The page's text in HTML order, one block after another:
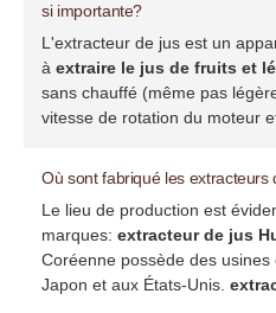
si importante?
L'extracteur de jus est un
à extraire le jus de fruits et
sans chauffé (même pas
vitesse de rotation du moteur
Où sont fabriqué les
Le lieu de production est
marques: extracteur de jus
Coréenne possède des
Japon et aux États-Unis.